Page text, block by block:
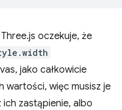
oczekuje, że
jako całkowicie
wartości, więc musisz je
zastąpienie, albo